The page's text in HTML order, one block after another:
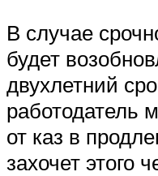
В случае
будет
двухлетний
работодатель
от каз в
захочет этого